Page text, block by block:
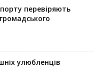
перевіряють
улюбленців